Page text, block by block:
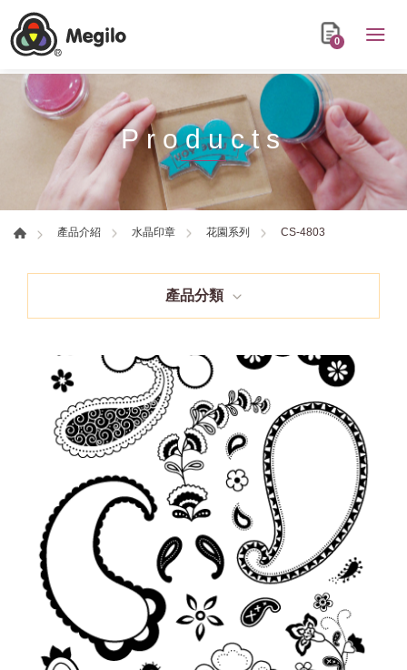
0
Products
產品介紹 水晶印章 花園系列 CS-4803
產品分類